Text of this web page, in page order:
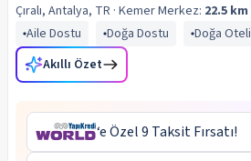
Çıralı, Antalya, TR · KemerMerkez: 22.5 km
Aile Dostu
Doğa Dostu Doğa Oteli
Akıllı Özet
‘e Özel 9 Taksit Fırsatı!